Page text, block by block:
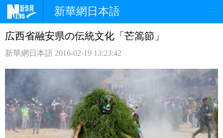
新華網日本語
ホームページ 政治
評論 写真
中日対訳
広西省融安県の伝統文化「芒篙節」
新華網日本語 2016-02-19 13:23:42